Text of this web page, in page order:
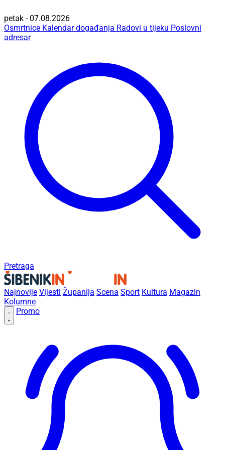
petak - 07.08.2026
Osmrtnice Kalendar događanja Radovi u tijeku Poslovni
adresar
Pretraga
Najnovije Vijesti Županija Scena Sport Kultura Magazin
Kolumne
Promo